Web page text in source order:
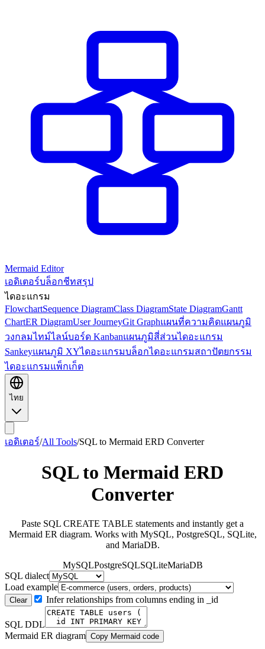
Mermaid Editor
เอดิเตอร์บล็อกชีทสรุป
ไดอะแกรม
FlowchartSequence DiagramClass DiagramState DiagramGantt
ChartER DiagramUser JourneyGit Graphแผนที่ความคิดแผนภูมิ
วงกลมไทม์ไลน์บอร์ด Kanbanแผนภูมิสี่ส่วนไดอะแกรม
Sankeyแผนภูมิ XYไดอะแกรมบล็อกไดอะแกรมสถาปัตยกรรม
ไดอะแกรมแพ็กเก็ต
ไทย
เอดิเตอร์/All Tools/SQL to Mermaid ERD Converter
SQL to Mermaid ERD
Converter
Paste SQL CREATE TABLE statements and instantly get a
Mermaid ER diagram. Works with MySQL, PostgreSQL, SQLite,
and MariaDB.
MySQLPostgreSQLSQLiteMariaDB
SQL dialect
Load example
Clear Infer relationships from columns ending in _id
SQL DDL
Mermaid ER diagram Copy Mermaid code